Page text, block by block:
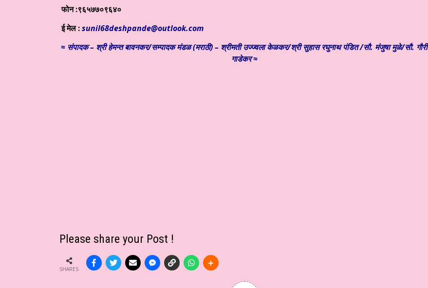
फोन :९६५७७०९६४०
ई मेल :sunil68deshpande@outlook.com
≈ संपादक – श्री हेमन्त बावनकर/सम्पादक मंडळ (मराठी) – श्रीमती उज्ज्वला केळकर/श्री सुहास रघुनाथ पंडित /सौ. मंजुषा मुळे/सौ. गौरी
गाडेकर ≈
Please share your Post !
SHARES